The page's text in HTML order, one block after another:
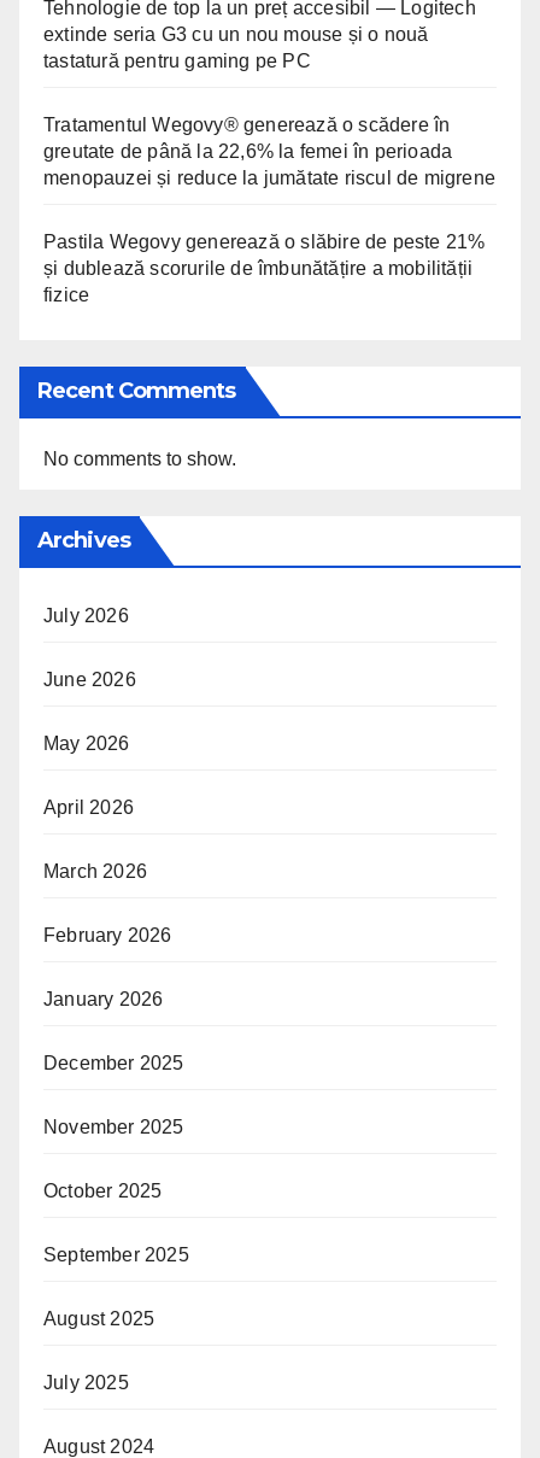
Tehnologie de top la un preț accesibil — Logitech
extinde seria G3 cu un nou mouse și o nouă
tastatură pentru gaming pe PC
Tratamentul Wegovy® generează o scădere în
greutate de până la 22,6% la femei în perioada
menopauzei și reduce la jumătate riscul de migrene
Pastila Wegovy generează o slăbire de peste 21%
și dublează scorurile de îmbunătățire a mobilității
fizice
Recent Comments
No comments to show.
Archives
July 2026
June 2026
May 2026
April 2026
March 2026
February 2026
January 2026
December 2025
November 2025
October 2025
September 2025
August 2025
July 2025
August 2024